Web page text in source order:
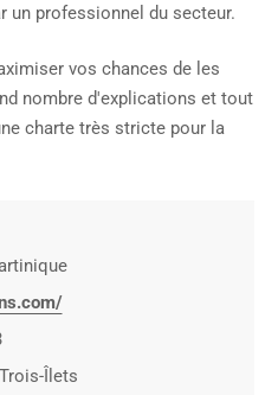
un professionnel du secteur.
vos chances de les
nombre d'explications et tout
charte très stricte pour la
Îlets